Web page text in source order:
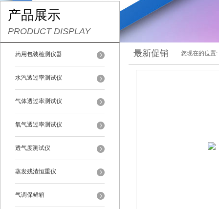
产品展示
PRODUCT DISPLAY
药用包装检测仪器
水汽透过率测试仪
气体透过率测试仪
氧气透过率测试仪
透气度测试仪
蒸发残渣恒重仪
气调保鲜箱
最新促销 您现在的位置: